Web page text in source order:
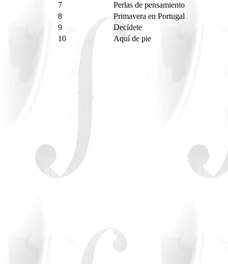
7
Perlas de pensamiento
8
Primavera en Portugal
9
Decídete
10
Aquí de pie